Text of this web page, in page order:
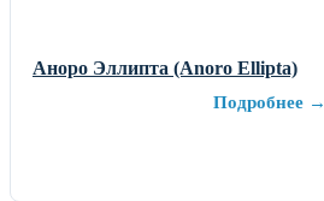
Аноро Эллипта (Anoro Ellipta)
Подробнее →